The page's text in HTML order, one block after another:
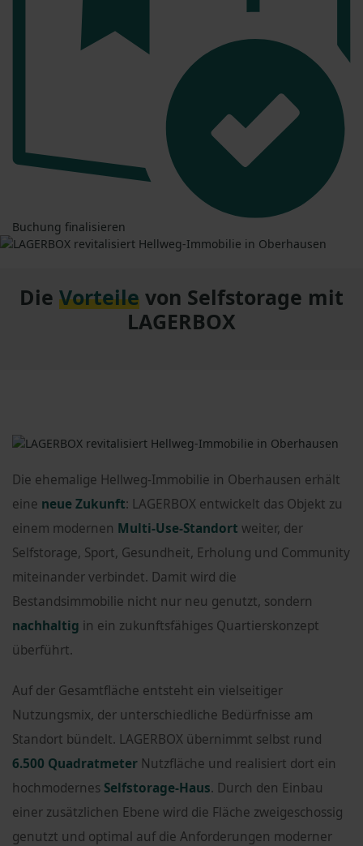
Buchung finalisieren
Die Vorteile von Selfstorage mit
LAGERBOX
Die ehemalige Hellweg-Immobilie in Oberhausen erhält
eine neue Zukunft: LAGERBOX entwickelt das Objekt zu
einem modernen Multi-Use-Standort weiter, der
Selfstorage, Sport, Gesundheit, Erholung und Community
miteinander verbindet. Damit wird die
Bestandsimmobilie nicht nur neu genutzt, sondern
nachhaltig in ein zukunftsfähiges Quartierskonzept
überführt.
Auf der Gesamtfläche entsteht ein vielseitiger
Nutzungsmix, der unterschiedliche Bedürfnisse am
Standort bündelt. LAGERBOX übernimmt selbst rund
6.500 Quadratmeter Nutzfläche und realisiert dort ein
hochmodernes Selfstorage-Haus. Durch den Einbau
einer zusätzlichen Ebene wird die Fläche zweigeschossig
genutzt und optimal auf die Anforderungen moderner